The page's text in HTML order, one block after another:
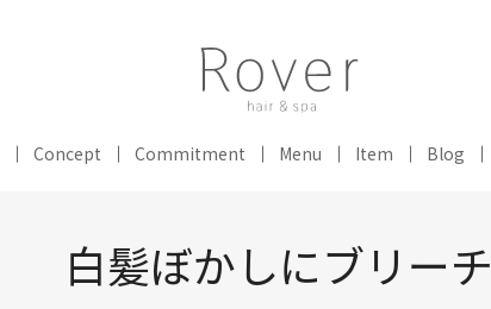
Concept Commitment Menu Item Blog
白髪ぼかしにブリーチ